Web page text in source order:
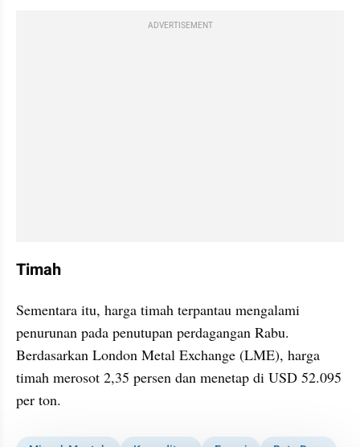
ADVERTISEMENT
Timah
Sementara itu, harga timah terpantau mengalami
penurunan pada penutupan perdagangan Rabu.
Berdasarkan London Metal Exchange (LME), harga
timah merosot 2,35 persen dan menetap di USD 52.095
per ton.